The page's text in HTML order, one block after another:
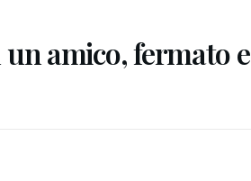
amico, fermato e